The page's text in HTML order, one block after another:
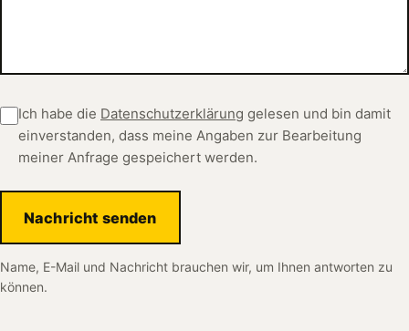
Ich habe die Datenschutzerklärung gelesen und bin damit
einverstanden, dass meine Angaben zur Bearbeitung
meiner Anfrage gespeichert werden.
Nachricht senden
Name, E-Mail und Nachricht brauchen wir, um Ihnen antworten zu
können.